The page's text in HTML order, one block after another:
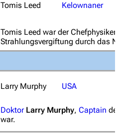
Tomis Leed Kelownaner
Tomis Leed war der Chefphysiker
Strahlungsvergiftung durch das
Larry Murphy USA
Doktor Larry Murphy, Captain der
war.